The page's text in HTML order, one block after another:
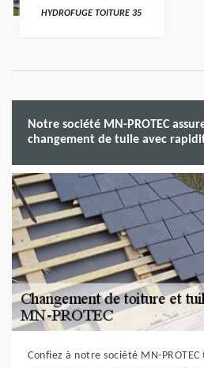
HYDROFUGE TOITURE 35
Notre société MN-PROTEC
changement de tuile avec
Confiez à notre société MN-